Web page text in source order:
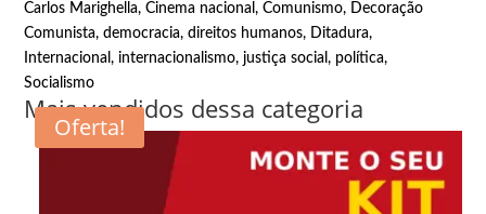
Carlos Marighella,Cinema nacional,Comunismo, Decoração
Comunista,democracia,direitos humanos, Ditadura,
Internacional, internacionalismo, justiça social, política,
Socialismo
Mais vendidos dessa categoria
Oferta!